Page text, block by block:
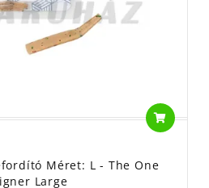
Méret: L - The One
Large